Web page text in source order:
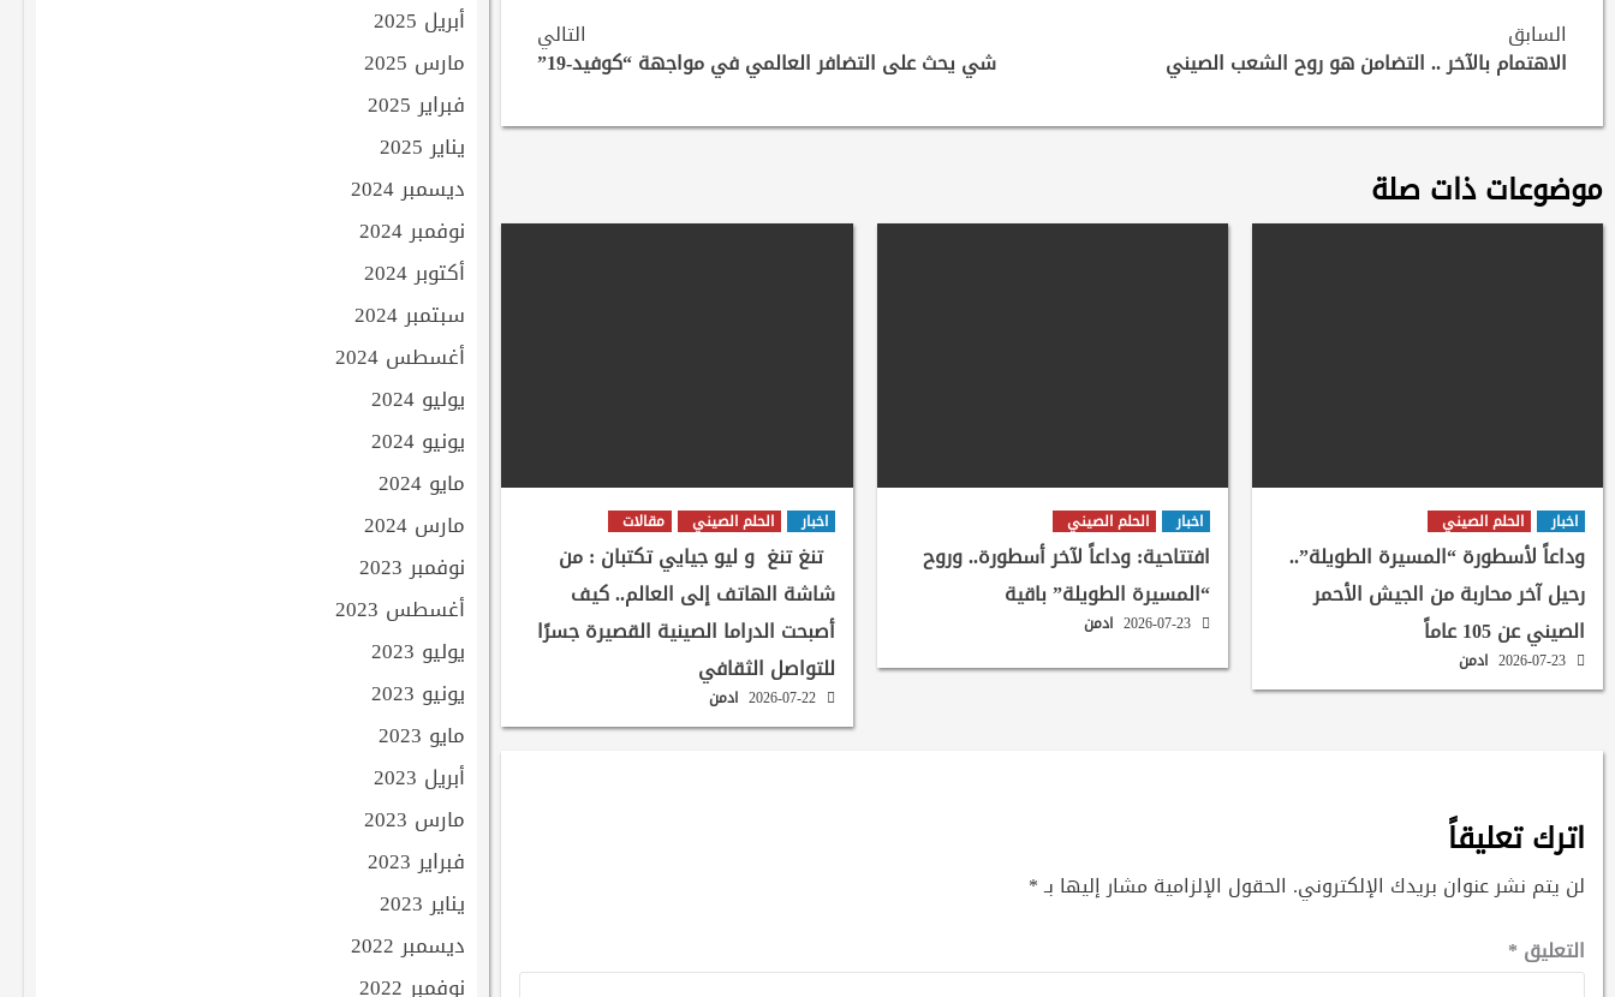
Continue
Reading
السابق
الاهتمام بالآخر .. التضامن هو روح الشعب الصيني
التالي
شي يحث على التضافر العالمي في مواجهة “كوفيد-19”
موضوعات ذات صلة
اخبار الحلم الصيني
وداعاً لأسطورة “المسيرة الطويلة”..
رحيل آخر محاربة من الجيش الأحمر
الصيني عن 105 عاماً
ادمن
اخبار الحلم الصيني
افتتاحية: وداعاً لآخر أسطورة.. وروح
“المسيرة الطويلة” باقية
2026-07-23 ادمن
اخبار الحلم الصيني مقالات
تنغ تنغ و ليو جيايي تكتبان : من
شاشة الهاتف إلى العالم.. كيف
أصبحت الدراما الصينية القصيرة جسرًا
للتواصل الثقافي
2026-07-22 ادمن
اترك تعليقاً
لن يتم نشر عنوان بريدك الإلكتروني. الحقول الإلزامية مشار إليها بـ*
التعليق *
أبريل 2025
مارس 2025
فبراير 2025
يناير 2025
ديسمبر 2024
نوفمبر 2024
أكتوبر 2024
سبتمبر 2024
أغسطس 2024
يوليو 2024
يونيو 2024
مايو 2024
مارس 2024
نوفمبر 2023
أغسطس 2023
يوليو 2023
يونيو 2023
مايو 2023
أبريل 2023
مارس 2023
فبراير 2023
يناير 2023
ديسمبر 2022
نوفمبر 2022